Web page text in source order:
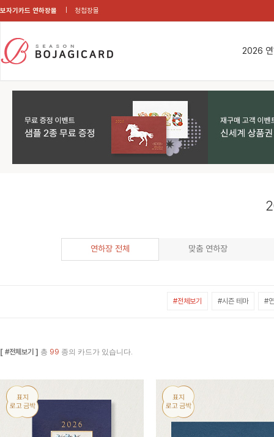
보자기카드 연하장몰 청첩장몰
2026
연하장 전체 맞춤 연하장
#전체보기 #시즌 테마 #
[ #전체보기 ] 총 99 종의 카드가 있습니다.